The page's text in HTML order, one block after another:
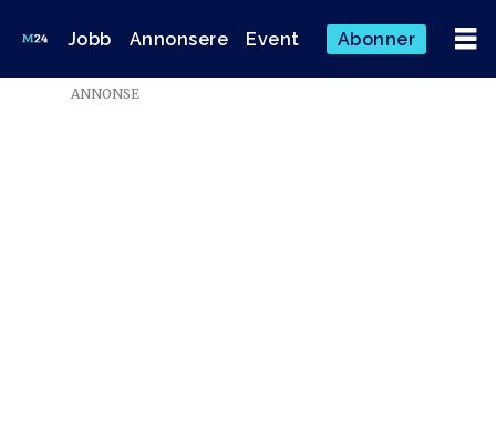
Jobb Annonsere Event Abonner
Emne:
ANNONSE